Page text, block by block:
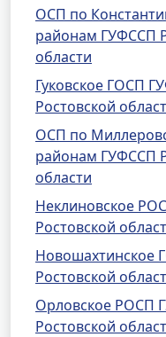
ОСП по
районам ГУФССП
области
Гуковское ГОСП
Ростовской
ОСП по
районам ГУФССП
области
Неклиновское
Ростовской
Новошахтинское
Ростовской
Орловское РОСП
Ростовской